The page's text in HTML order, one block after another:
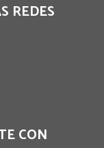
REDES
CON